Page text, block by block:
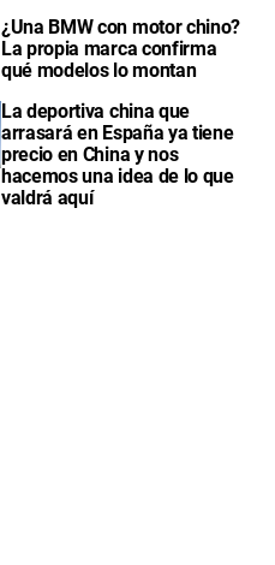
¿Una BMW con motor chino?
La propia marca confirma
qué modelos lo montan
La deportiva china que
arrasará en España ya tiene
precio en China y nos
hacemos una idea de lo que
valdrá aquí